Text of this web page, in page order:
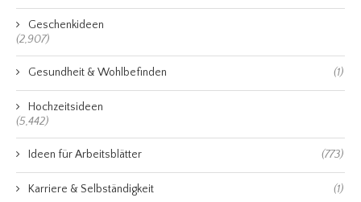
Geschenkideen
(2,907)
Gesundheit & Wohlbefinden (1)
Hochzeitsideen
(5,442)
Ideen für Arbeitsblätter (773)
Karriere & Selbständigkeit (1)